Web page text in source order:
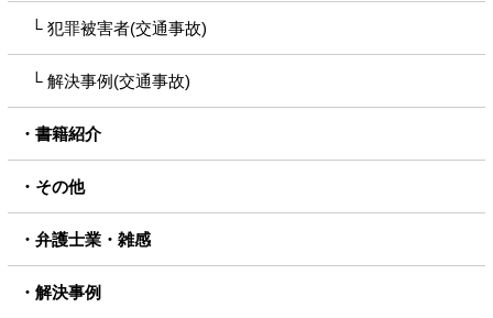
犯罪被害者(交通事故)
解決事例(交通事故)
書籍紹介
その他
弁護士業・雑感
解決事例